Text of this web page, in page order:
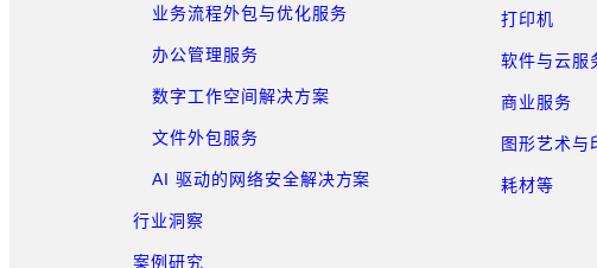
业务流程外包与优化服务
办公管理服务
数字工作空间解决方案
文件外包服务
AI 驱动的网络安全解决方案
行业洞察
案例研究
打印机
软件与云服
商业服务
图形艺术与
耗材等